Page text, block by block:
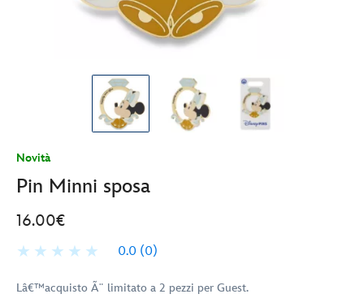
Novità
Pin Minni sposa
16.00€
0.0 (0)
Lâ€™acquisto Ã¨ limitato a 2 pezzi per Guest.